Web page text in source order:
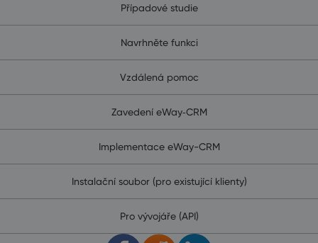
Případové studie
Navrhněte funkci
Vzdálená pomoc
Zavedení eWay‑CRM
Implementace eWay-CRM
Instalační soubor (pro existující klienty)
Pro vývojáře (API)